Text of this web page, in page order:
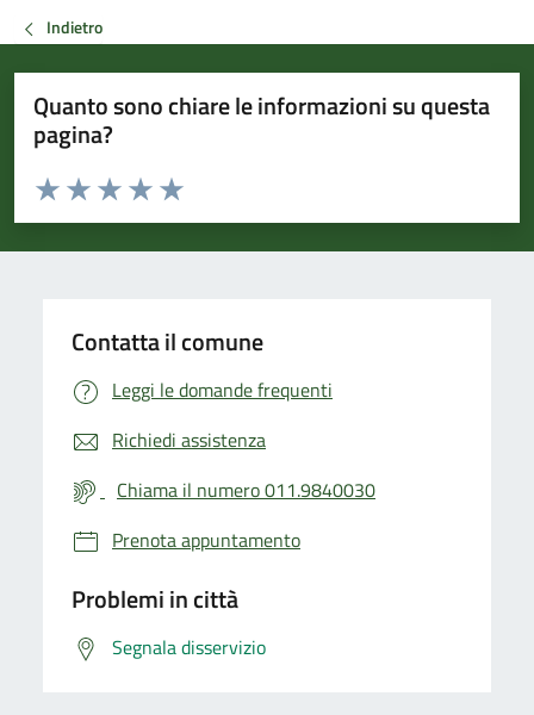
Indietro
Quanto sono chiare le informazioni su questa
pagina?
Valuta da 1 a 5 stelle la pagina
Valuta 5 stelle su 5
Valuta 4 stelle su 5
Valuta 3 stelle su 5
Valuta 2 stelle su 5
Valuta 1 stelle su 5
Contatta il comune
Leggi le domande frequenti
Richiedi assistenza
Chiama il numero 011.9840030
Prenota appuntamento
Problemi in città
Segnala disservizio